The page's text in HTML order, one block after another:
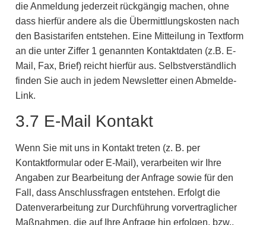
die Anmeldung jederzeit rückgängig machen, ohne
dass hierfür andere als die Übermittlungskosten nach
den Basistarifen entstehen. Eine Mitteilung in Textform
an die unter Ziffer 1 genannten Kontaktdaten (z.B. E-
Mail, Fax, Brief) reicht hierfür aus. Selbstverständlich
finden Sie auch in jedem Newsletter einen Abmelde-
Link.
3.7 E-Mail Kontakt
Wenn Sie mit uns in Kontakt treten (z. B. per
Kontaktformular oder E-Mail), verarbeiten wir Ihre
Angaben zur Bearbeitung der Anfrage sowie für den
Fall, dass Anschlussfragen entstehen. Erfolgt die
Datenverarbeitung zur Durchführung vorvertraglicher
Maßnahmen, die auf Ihre Anfrage hin erfolgen, bzw.,